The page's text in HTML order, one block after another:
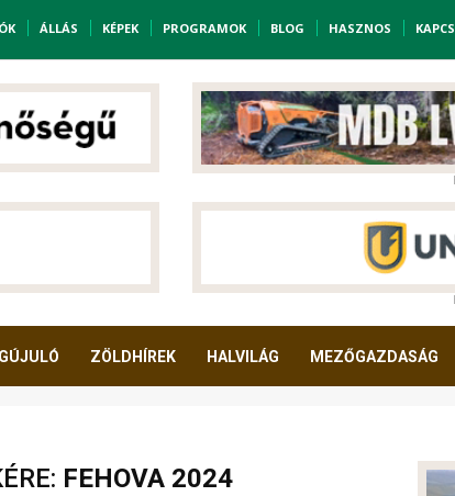
ÁLLÁS KÉPEK PROGRAMOK BLOG HASZNOS
ZÖLDHÍREK HALVILÁG MEZŐGAZDASÁG
FEHOVA 2024